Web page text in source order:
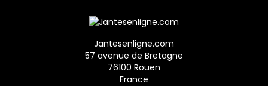
Jantesenligne.com
57 avenue de Bretagne
76100 Rouen
France